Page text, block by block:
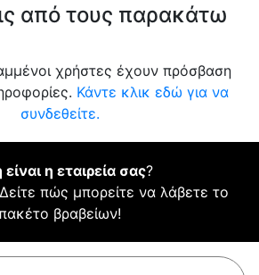
από τους παρακάτω
χρήστες έχουν πρόσβαση
Κάντε κλικ εδώ για να
συνδεθείτε.
η εταιρεία σας?
Δείτε πώς μπορείτε να λάβετε το
βραβείων!